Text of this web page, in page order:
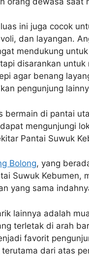
ini juga cocok
dan layangan.
mendukung
disarankan untuk
agar benang
pengunjung
bermain di pantai
mengunjungi
Pantai Suwuk
Bolong, yang
Suwuk Kebumen,
yang sama
lainnya adalah
terletak di arah
favorit
dari atas